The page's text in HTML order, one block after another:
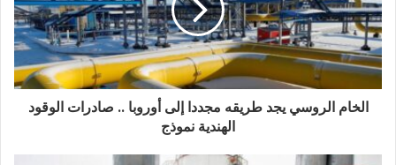
ر
و
ن
ي
الخام الروسي يجد طريقه مجددا إلى أوروبا .. صادرات الوقود
الهندية نموذج